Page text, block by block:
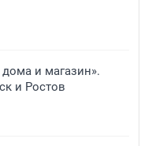
и магазин».
и Ростов